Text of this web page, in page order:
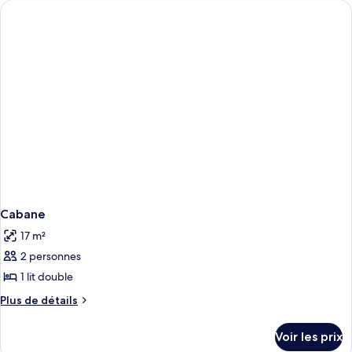
lits
de
Cabane
17 m²
2 personnes
1 lit double
Plus de détails
Plus
Voir les prix